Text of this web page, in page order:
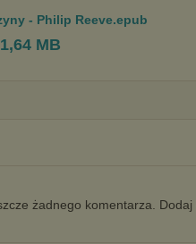
- Philip Reeve.epub
1,64 MB
żadnego komentarza.